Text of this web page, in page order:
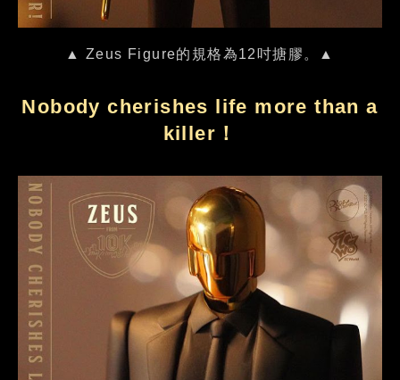
▲ Zeus Figure的規格為12吋搪膠。▲
Nobody cherishes life more than a
killer！